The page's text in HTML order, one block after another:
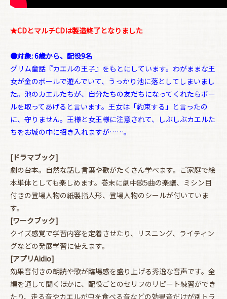
お買い物を続ける カートへ進む
★CDとマルチCDは製造終了となりました
●対象: 6歳から、配役9名
グリム童話『カエルの王子』をもとにしています。わがままな王
女が金のボールで遊んでいて、うっかり池に落としてしまいまし
た。池のカエルたちが、自分たちの友だちになってくれたらボー
ルを取ってあげると言います。王女は「約束する」と言ったの
に、守りません。王様と女王様に注意されて、しぶしぶカエルた
ちをお城の中に招き入れますが……。
[ドラマブック]
劇の台本。自然な話し言葉や歌がたくさん学べます。ご家庭で絵
本単体としても楽しめます。巻末に劇中歌5曲の楽譜、ミシン目
付きの登場人物の紙製指人形、登場人物のシールが付いていま
す。
[ワークブック]
クイズ感覚で学習内容を定着させたり、リスニング、ライティン
グなどの発展学習に使えます。
[アプリAidio]
効果音付きの朗読や歌が臨場感を盛り上げる秀逸な音声です。全
編を通して聞くほかに、配役ごとのセリフのリピート練習ができ
たり、走る音やカエルが虫を食べる音などの効果音だけが別トラ